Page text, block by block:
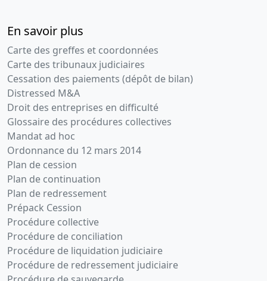
En savoir plus
Carte des greffes et coordonnées
Carte des tribunaux judiciaires
Cessation des paiements (dépôt de bilan)
Distressed M&A
Droit des entreprises en difficulté
Glossaire des procédures collectives
Mandat ad hoc
Ordonnance du 12 mars 2014
Plan de cession
Plan de continuation
Plan de redressement
Prépack Cession
Procédure collective
Procédure de conciliation
Procédure de liquidation judiciaire
Procédure de redressement judiciaire